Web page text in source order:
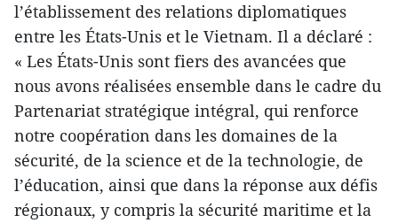
l’établissement des relations diplomatiques
entre les États-Unis et le Vietnam. Il a déclaré :
« Les États-Unis sont fiers des avancées que
nous avons réalisées ensemble dans le cadre du
Partenariat stratégique intégral, qui renforce
notre coopération dans les domaines de la
sécurité, de la science et de la technologie, de
l’éducation, ainsi que dans la réponse aux défis
régionaux, y compris la sécurité maritime et la